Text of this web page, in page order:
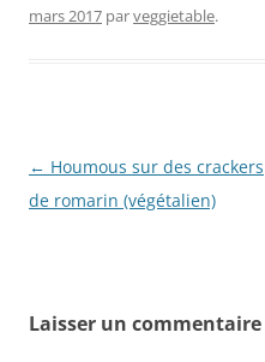
mars 2017 parveggietable.
Navigation
des
← Houmous sur des crackers
de romarin (végétalien)
Laisser un commentaire